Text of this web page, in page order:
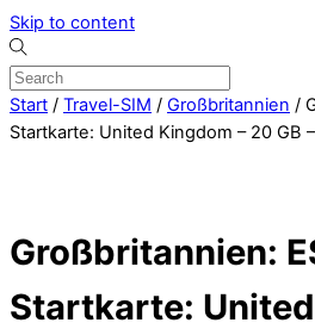
Skip to content
Start / Travel-SIM / Großbritannien /
Startkarte: United Kingdom – 20 GB
Großbritannien:
Startkarte: